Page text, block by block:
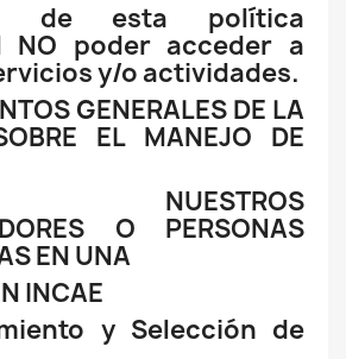
de esta política
NO poder acceder a
y/o actividades.
GENERALES DE LA
EL MANEJO DE
NUESTROS
O PERSONAS
EN UNA
INCAE
y Selección de